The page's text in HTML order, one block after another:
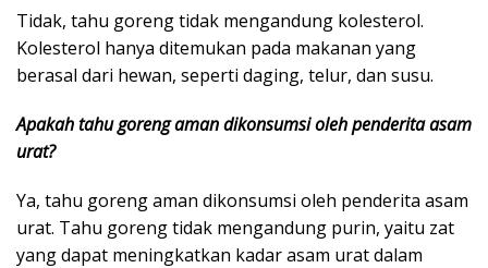
Tidak, tahu goreng tidak mengandung kolesterol.
Kolesterol hanya ditemukan pada makanan yang
berasal dari hewan, seperti daging, telur, dan susu.
Apakah tahu goreng aman dikonsumsi oleh penderita asam
urat?
Ya, tahu goreng aman dikonsumsi oleh penderita asam
urat. Tahu goreng tidak mengandung purin, yaitu zat
yang dapat meningkatkan kadar asam urat dalam